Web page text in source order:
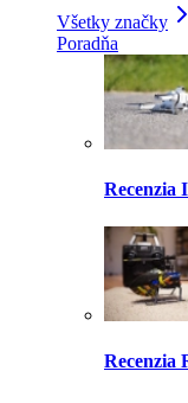
Všetky značky
Poradňa
Recenzia